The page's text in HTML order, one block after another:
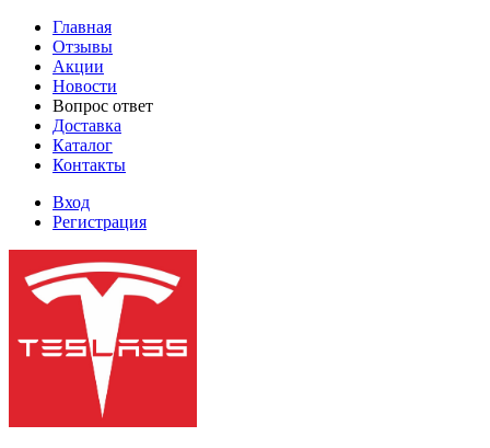
Главная
Отзывы
Акции
Новости
Вопрос ответ
Доставка
Каталог
Контакты
Вход
Регистрация